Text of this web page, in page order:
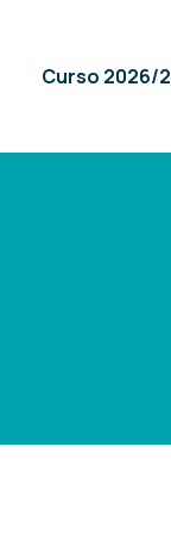
Curso 2026/